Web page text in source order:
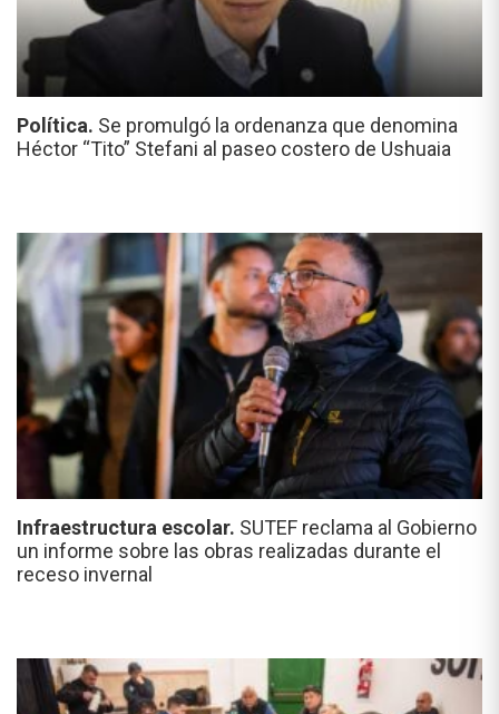
Política. Se promulgó la ordenanza que denomina
Héctor “Tito” Stefani al paseo costero de Ushuaia
Infraestructura escolar. SUTEF reclama al Gobierno
un informe sobre las obras realizadas durante el
receso invernal